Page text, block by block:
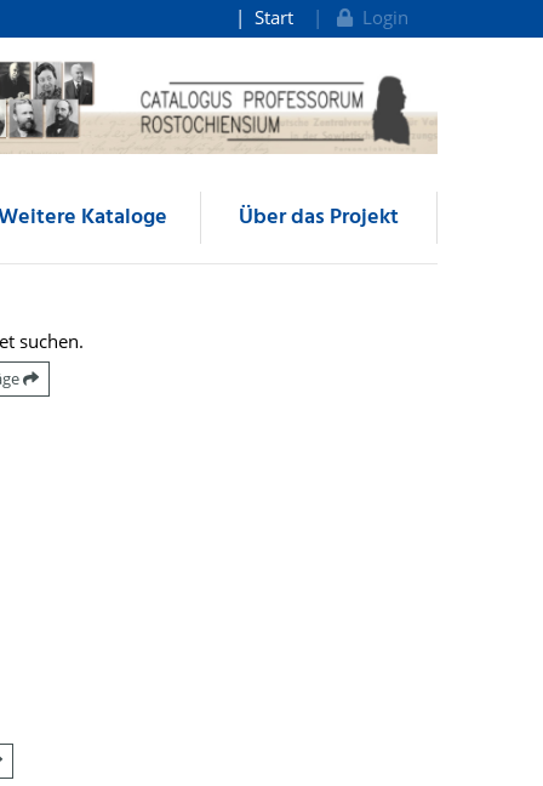
Start Login
Kataloge Über das Projekt
suchen.